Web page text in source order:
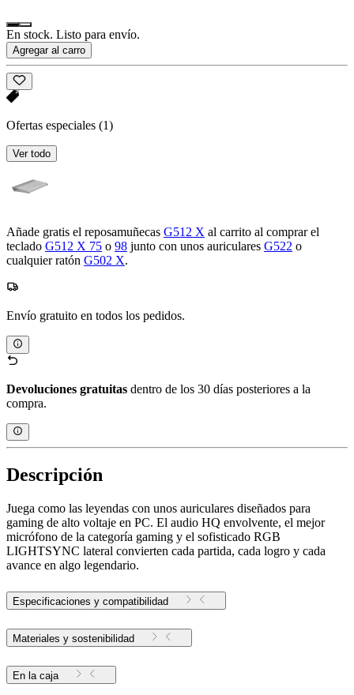
En stock. Listo para envío.
Agregar al carro
Ofertas especiales (1)
Ver todo
Añade gratis el reposamuñecas G512 X al carrito al comprar el
teclado G512 X 75 o 98 junto con unos auriculares G522 o
cualquier ratón G502 X.
Envío gratuito en todos los pedidos.
Devoluciones gratuitas dentro de los 30 días posteriores a la
compra.
Descripción
Juega como las leyendas con unos auriculares diseñados para
gaming de alto voltaje en PC. El audio HQ envolvente, el mejor
micrófono de la categoría gaming y el sofisticado RGB
LIGHTSYNC lateral convierten cada partida, cada logro y cada
avance en algo legendario.
Especificaciones y compatibilidad
Materiales y sostenibilidad
En la caja